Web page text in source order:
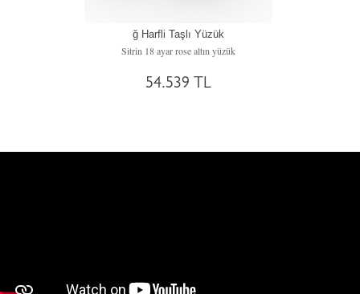
ğ Harfli Taşlı Yüzük
Sitrin 18 ayar rose altın yüzük
54.539 TL